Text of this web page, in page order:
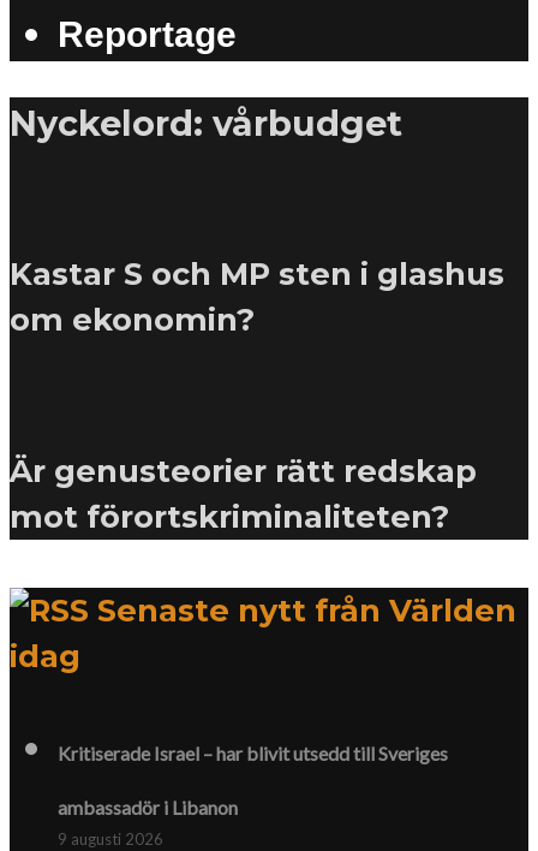
Reportage
Nyckelord: vårbudget
Kastar S och MP sten i glashus
om ekonomin?
Är genusteorier rätt redskap
mot förortskriminaliteten?
Senaste nytt från Världen
idag
Kritiserade Israel – har blivit utsedd till Sveriges
ambassadör i Libanon
9 augusti 2026